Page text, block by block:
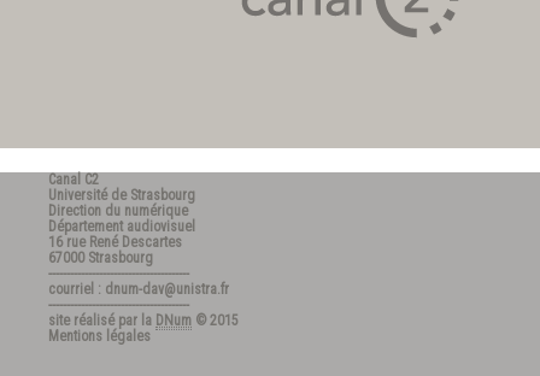
Canal C2
Université de Strasbourg
Direction du numérique
Département audiovisuel
16 rue René Descartes
67000 Strasbourg
---------------------------------------
courriel : dnum-dav@unistra.fr
---------------------------------------
site réalisé par la DNum © 2015
Mentions légales